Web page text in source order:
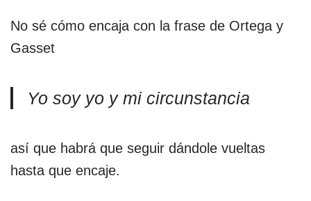
No sé cómo encaja con la frase de Ortega y
Gasset
Yo soy yo y mi circunstancia
así que habrá que seguir dándole vueltas
hasta que encaje.